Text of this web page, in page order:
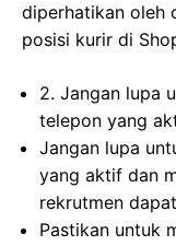
diperhatikan oleh
posisi kurir di
2. Jangan lupa
telepon yang
Jangan lupa
yang aktif dan
rekrutmen
Pastikan untuk